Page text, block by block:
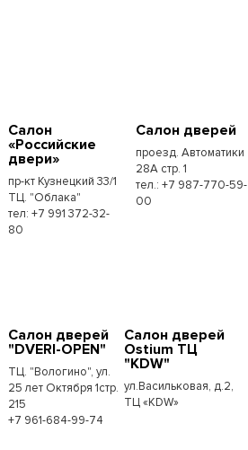
Салон
«Российские
двери»
пр-кт Кузнецкий 33/1
ТЦ. "Облака"
тел: +7 991 372-32-
80
Салон дверей
проезд. Автоматики
28А стр. 1
тел.: +7 987-770-59-
00
Салон дверей
"DVERI-OPEN"
ТЦ. "Вологино", ул.
25 лет Октября 1стр.
215
+7 961-684-99-74
Салон дверей
Ostium ТЦ
"KDW"
ул.Васильковая, д.2,
ТЦ «KDW»